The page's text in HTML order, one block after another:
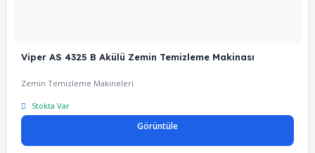
Viper AS 4325 B Akülü Zemin Temizleme Makinası
Zemin Temizleme Makineleri
Stokta Var
Görüntüle